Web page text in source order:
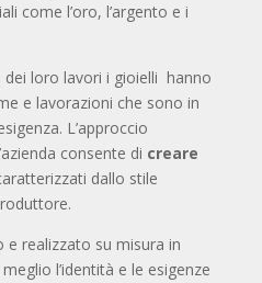
come l’oro, l’argento e i
dei loro lavori i gioielli hanno
e lavorazioni che sono in
L’approccio
consente di creare
dallo stile
e realizzato su misura in
l’identità e le esigenze